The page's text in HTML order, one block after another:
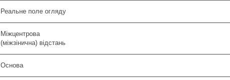
Реальне поле огляду
Міжцентрова
(міжзінична) відстань
Основа